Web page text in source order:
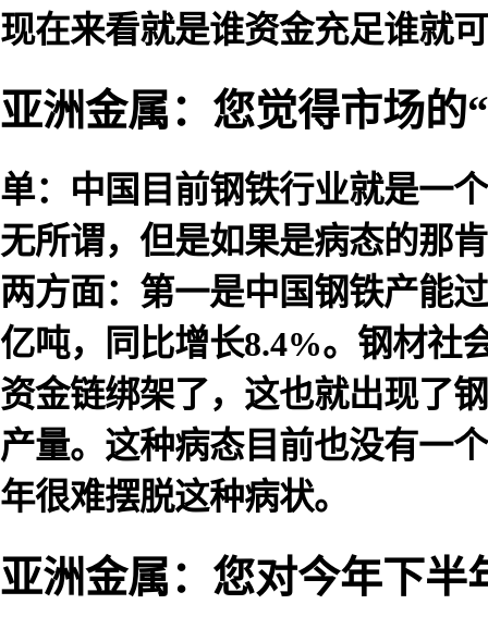
现在来看就是谁资金充足谁就
亚洲金属：您觉得市场的
单：中国目前钢铁行业就是一
无所谓，但是如果是病态的那
两方面：第一是中国钢铁产能
亿吨，同比增长8.4%。钢材社
资金链绑架了，这也就出现了
产量。这种病态目前也没有一
年很难摆脱这种病状。
亚洲金属：您对今年下半